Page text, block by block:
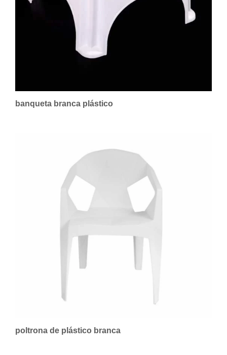
banqueta branca plástico
poltrona de plástico branca